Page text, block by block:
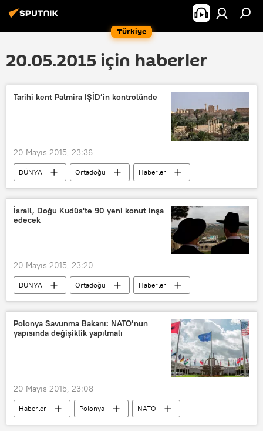
Türkiye
20.05.2015 için haberler
Tarihi kent Palmira IŞİD’in kontrolünde
20 Mayıs 2015, 23:36
DÜNYA Ortadoğu
Haberler
Suriye
Palmira IŞİD
İsrail, Doğu Kudüs'te 90 yeni konut inşa
edecek
20 Mayıs 2015, 23:20
DÜNYA Ortadoğu
Haberler
İsrail
Filistin
Polonya Savunma Bakanı: NATO’nun
yapısında değişiklik yapılmalı
20 Mayıs 2015, 23:08
Haberler Polonya
NATO
Avrupa